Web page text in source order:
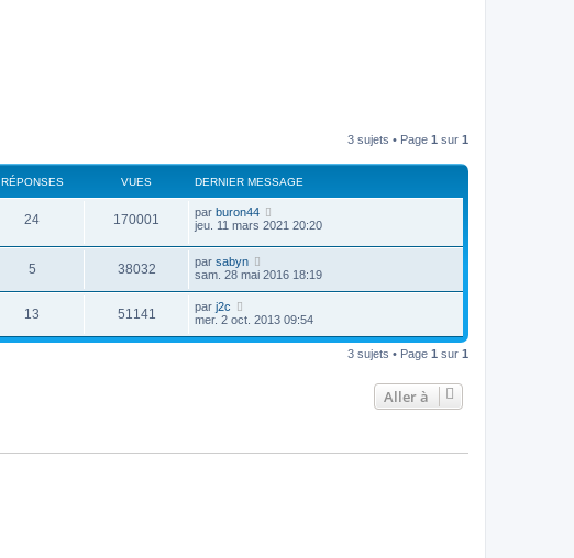
3 sujets • Page 1 sur 1
RÉPONSES VUES DERNIER MESSAGE
24 170001 par buron44
jeu. 11 mars 2021 20:20
5 38032 par sabyn
sam. 28 mai 2016 18:19
13 51141 par j2c
mer. 2 oct. 2013 09:54
3 sujets • Page 1 sur 1
Aller à